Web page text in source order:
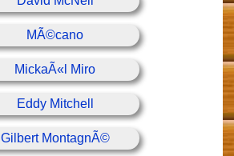
MÃ©cano
MickaÃ«l Miro
Eddy Mitchell
Gilbert MontagnÃ©